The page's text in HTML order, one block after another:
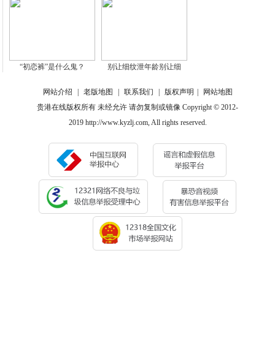
“初恋裤”是什么鬼？ 别让细纹泄年龄别让细
网站介绍 老版地图 联系我们 版权声明
网站地图
贵港在线版权所有 未经允许 请勿复制或镜像 Copyright © 2012-
2019 http://www.kyzlj.com, All rights reserved.